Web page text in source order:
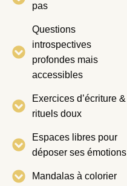
pas
Questions
introspectives
profondes mais
accessibles
Exercices d’écriture &
rituels doux
Espaces libres pour
déposer ses émotions
Mandalas à colorier